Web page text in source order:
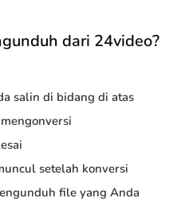
dari 24video?
salin di bidang di atas
setelah konversi
file yang Anda